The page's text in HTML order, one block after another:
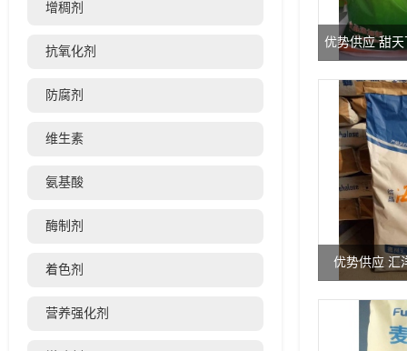
增稠剂
抗氧化剂
防腐剂
维生素
氨基酸
酶制剂
着色剂
营养强化剂
优势供应 甜
优势供应 汇